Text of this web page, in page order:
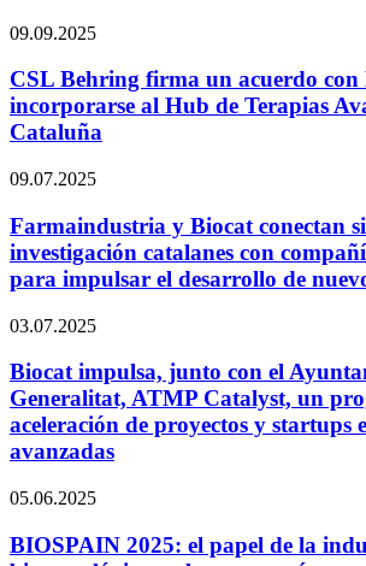
09.09.2025
CSL Behring firma un acuerdo
incorporarse al Hub de Terapias
Cataluña
09.07.2025
Farmaindustria y Biocat conectan
investigación catalanes con
para impulsar el desarrollo de
03.07.2025
Biocat impulsa, junto con el
Generalitat, ATMP Catalyst, un
aceleración de proyectos y startups
avanzadas
05.06.2025
BIOSPAIN 2025: el papel de la